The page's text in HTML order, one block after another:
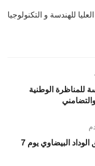
للهندسة و التكنولوجيا
للمناظرة الوطنية
برشلونة يلغي مقابلته الودية بفريق الوداد البيضاوي يوم 7